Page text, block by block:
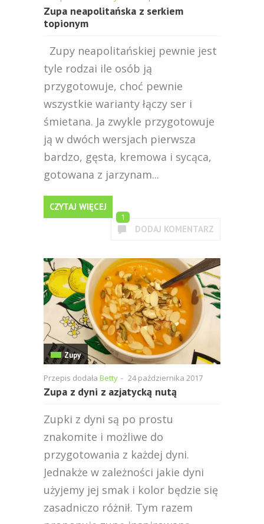
Zupa neapolitańska z serkiem
topionym
Zupy neapolitańskiej pewnie jest
tyle rodzai ile osób ją
przygotowuje, choć pewnie
wszystkie warianty łączy ser i
śmietana. Ja zwykle przygotowuje
ją w dwóch wersjach pierwsza
bardzo, gęsta, kremowa i sycąca,
gotowana z jarzynam...
CZYTAJ WIĘCEJ
1
DODAJ KOMENTARZ
Zupy
Przepis dodała Betty - 24 października 2017
Zupa z dyni z azjatycką nutą
Zupki z dyni są po prostu
znakomite i możliwe do
przygotowania z każdej dyni.
Jednakże w zależności jakie dyni
użyjemy jej smak i kolor będzie się
zasadniczo różnił. Tym razem